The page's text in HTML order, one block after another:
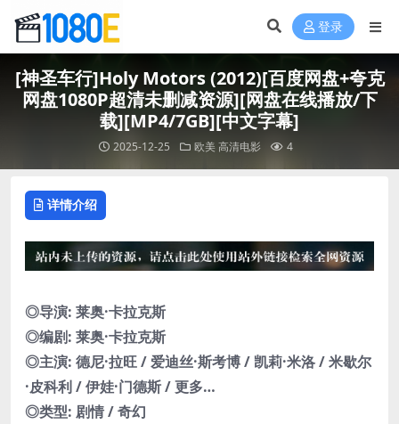
登录
[神圣车行]Holy Motors (2012)[百度网盘+夸克
网盘1080P超清未删减资源][网盘在线播放/下
载][MP4/7GB][中文字幕]
2025-12-25 欧美高清电影 4
详情介绍
◎导演: 莱奥·卡拉克斯
◎编剧: 莱奥·卡拉克斯
◎主演: 德尼·拉旺 / 爱迪丝·斯考博 / 凯莉·米洛 / 米歇尔
·皮科利 / 伊娃·门德斯 / 更多…
◎类型: 剧情 / 奇幻